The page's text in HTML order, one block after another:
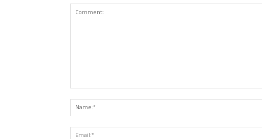
Comment: